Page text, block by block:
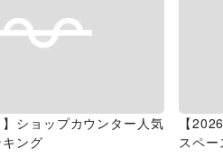
】ショップカウンター人気
ング
【
スペー